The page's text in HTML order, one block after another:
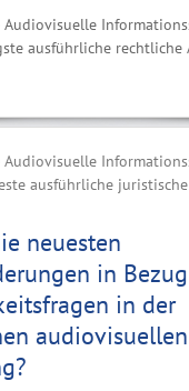
Audiovisuelle
ausführliche rechtliche
Audiovisuelle
ausführliche
neuesten
in
in der
audiovisuellen